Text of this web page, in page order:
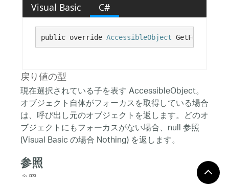
Visual Basic C#
public override AccessibleObject GetFocused()
戻り値の型
現在選択されている子を表す AccessibleObject。
オブジェクト自体がフォーカスを取得している場合
は、呼び出し元のオブジェクトを返します。どのオ
ブジェクトにもフォーカスがない場合、null 参照
(Visual Basic の場合 Nothing) を返します。
参照
参照